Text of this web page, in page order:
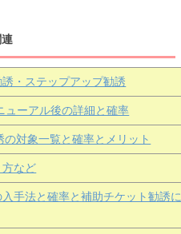
誘・ステップアップ勧誘
ューアル後の詳細と確率
の対象一覧と確率とメリット
方など
手法と確率と補助チケット勧誘に